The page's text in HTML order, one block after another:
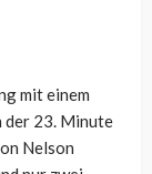
mit einem
der 23. Minute
Nelson